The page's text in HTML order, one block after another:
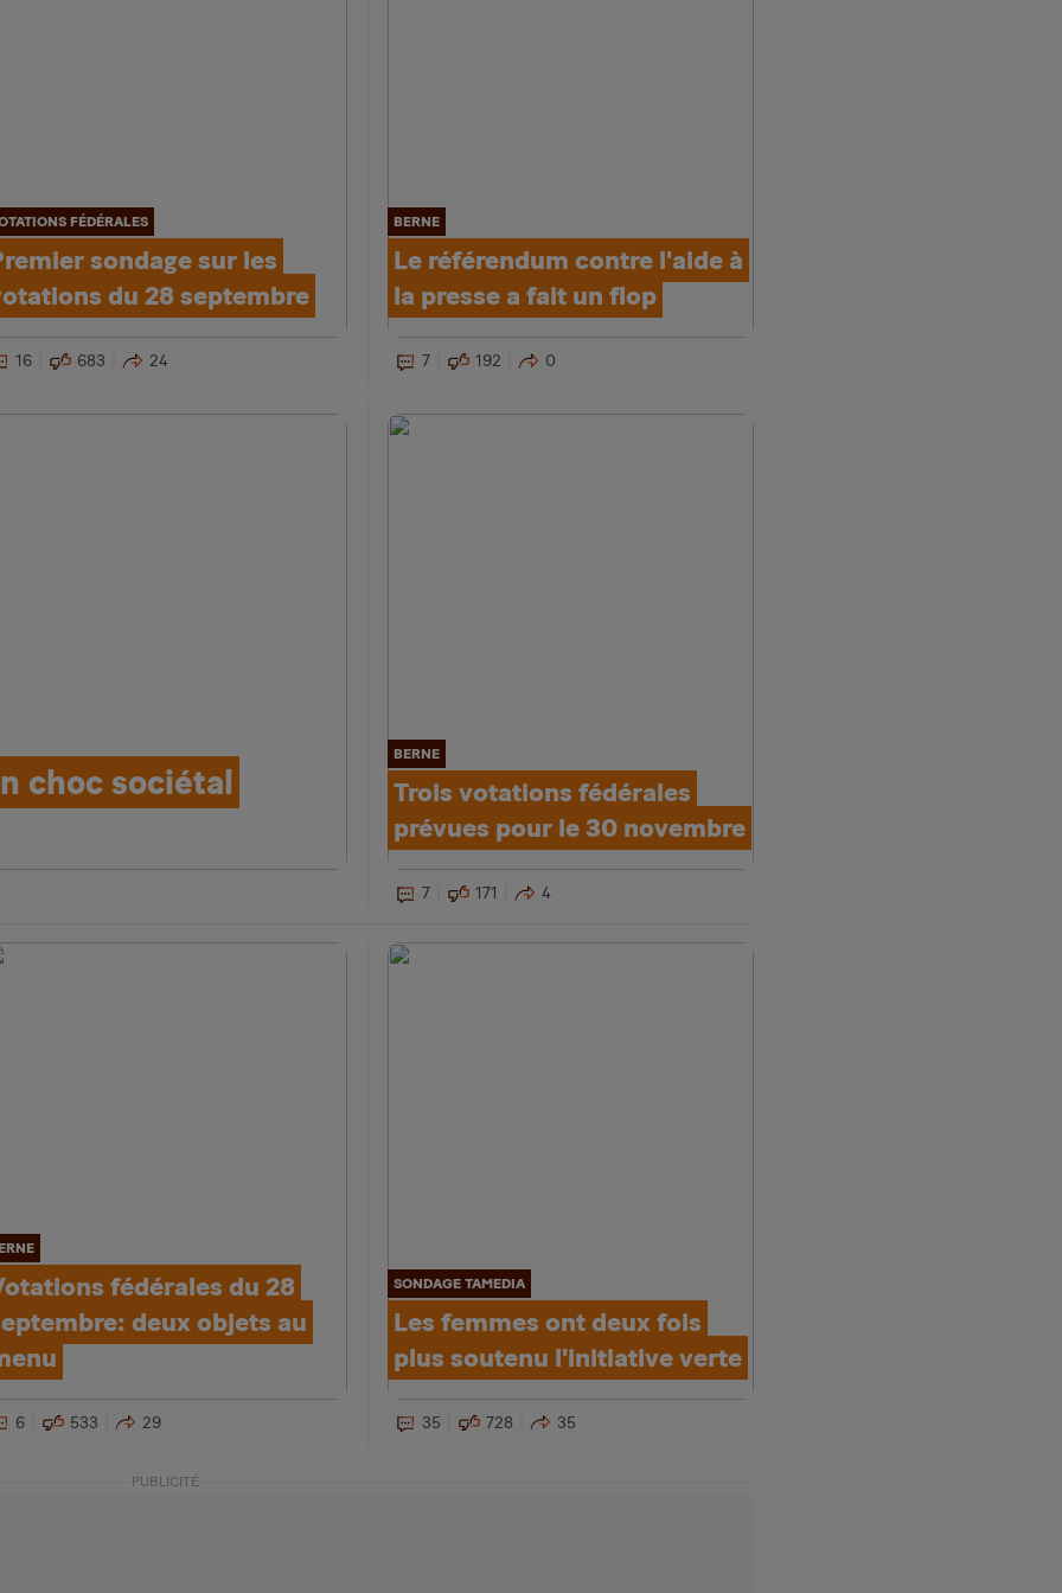
FÉDÉRALES
sondage sur les
du 28 septembre
16 683 24
BERNE
Le référendum contre l'aide à
la presse a fait un flop
7 192 0
choc sociétal
BERNE
Trois votations fédérales
prévues pour le 30 novembre
7 171 4
fédérales du 28
deux objets au
6 533 29
SONDAGE TAMEDIA
Les femmes ont deux fois
plus soutenu l'initiative verte
35 728 35
PUBLICITÉ